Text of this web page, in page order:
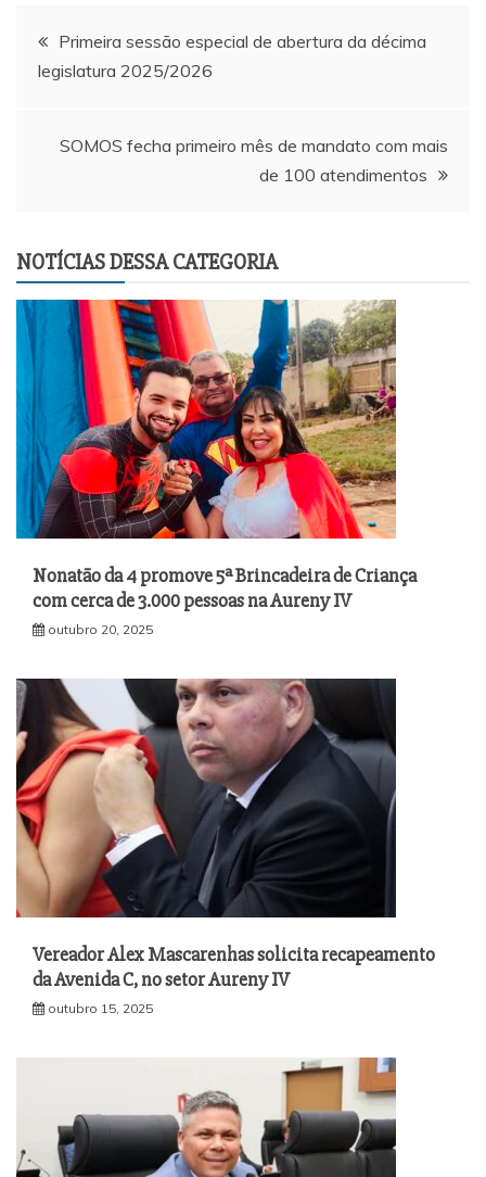
Navegação
de
Post
Primeira sessão especial de abertura da décima
legislatura 2025/2026
SOMOS fecha primeiro mês de mandato com mais
de 100 atendimentos
NOTÍCIAS DESSA CATEGORIA
Nonatão da 4 promove 5ª Brincadeira de Criança
com cerca de 3.000 pessoas na Aureny IV
outubro 20, 2025
Vereador Alex Mascarenhas solicita recapeamento
da Avenida C, no setor Aureny IV
outubro 15, 2025